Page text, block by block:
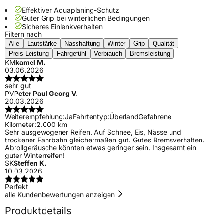
Effektiver Aquaplaning-Schutz
Guter Grip bei winterlichen Bedingungen
Sicheres Einlenkverhalten
Filtern nach
Alle Lautstärke Nasshaftung Winter Grip
Qualität
Preis-Leistung
Fahrgefühl Verbrauch Bremsleistung
KMkamel M.
03.06.2026
sehr gut
PVPeter Paul Georg V.
20.03.2026
Weiterempfehlung:JaFahrtentyp:ÜberlandGefahrene
Kilometer:2.000 km
Sehr ausgewogener Reifen. Auf Schnee, Eis, Nässe und
trockener Fahrbahn gleichermaßen gut. Gutes Bremsverhalten.
Abrollgeräusche könnten etwas geringer sein. Insgesamt ein
guter Winterreifen!
SKSteffen K.
10.03.2026
Perfekt
alle Kundenbewertungen anzeigen
Produktdetails